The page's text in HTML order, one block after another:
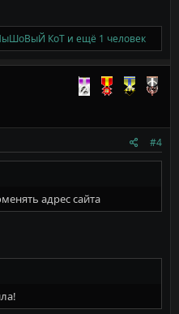
КоТ и ещё 1 человек
#4
адрес сайта